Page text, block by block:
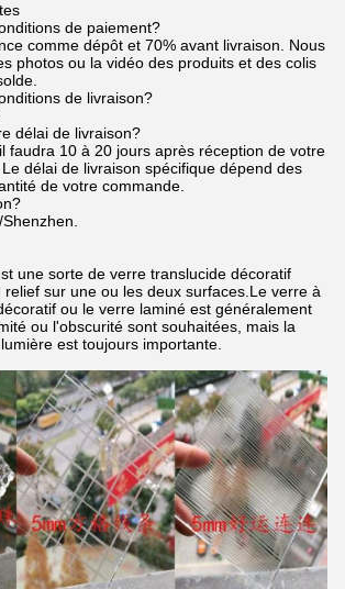
de paiement?
comme dépôt et 70% avant livraison. Nous
photos ou la vidéo des produits et des colis
de livraison?
délai de livraison?
faudra 10 à 20 jours après réception de votre
délai de livraison spécifique dépend des
de votre commande.
une sorte de verre translucide décoratif
sur une ou les deux surfaces.Le verre à
ou le verre laminé est généralement
ou l'obscurité sont souhaitées, mais la
est toujours importante.